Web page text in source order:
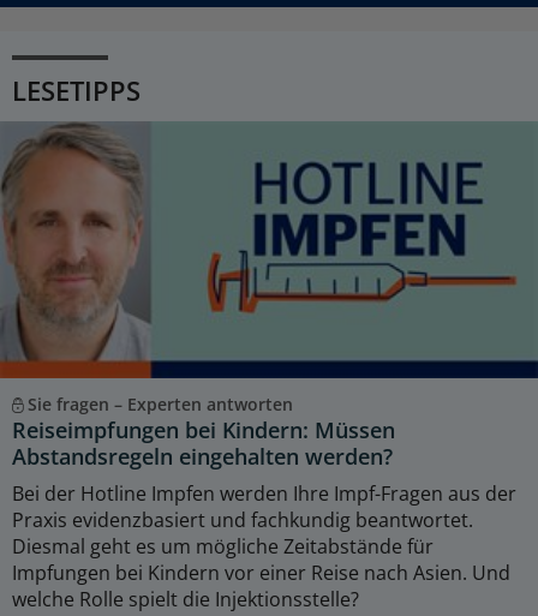
LESETIPPS
Sie fragen – Experten antworten
Reiseimpfungen bei Kindern: Müssen
Abstandsregeln eingehalten werden?
Bei der Hotline Impfen werden Ihre Impf-Fragen aus der
Praxis evidenzbasiert und fachkundig beantwortet.
Diesmal geht es um mögliche Zeitabstände für
Impfungen bei Kindern vor einer Reise nach Asien. Und
welche Rolle spielt die Injektionsstelle?